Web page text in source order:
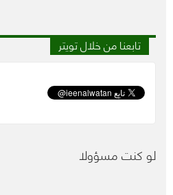
تابعنا من خلال تويتر
لو كنت مسؤولا